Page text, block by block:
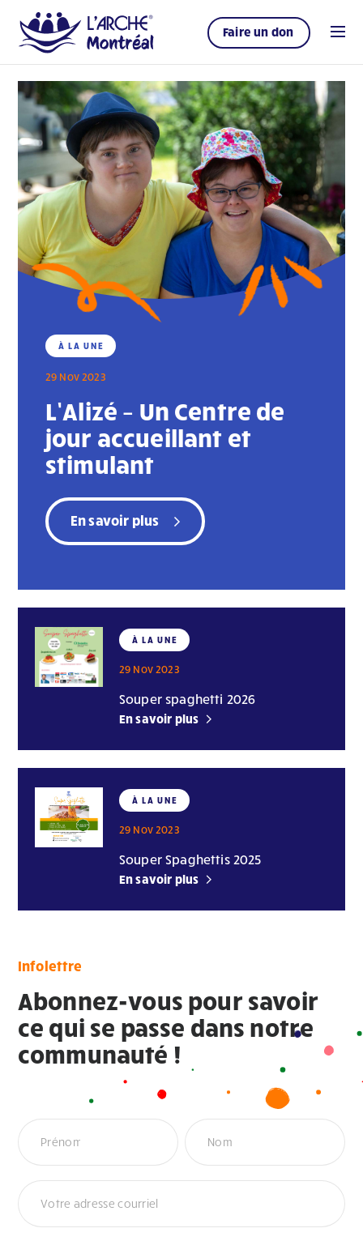
Faire un don
À LA UNE
29 Nov 2023
Souper spaghetti 2026
En savoir plus
À LA UNE
29 Nov 2023
Souper Spaghettis 2025
En savoir plus
À LA UNE
29 Nov 2023
L’Alizé – Un Centre de
jour accueillant et
stimulant
En savoir plus
Infolettre
Abonnez-vous pour savoir
ce qui se passe dans notre
communauté !
Infolettre